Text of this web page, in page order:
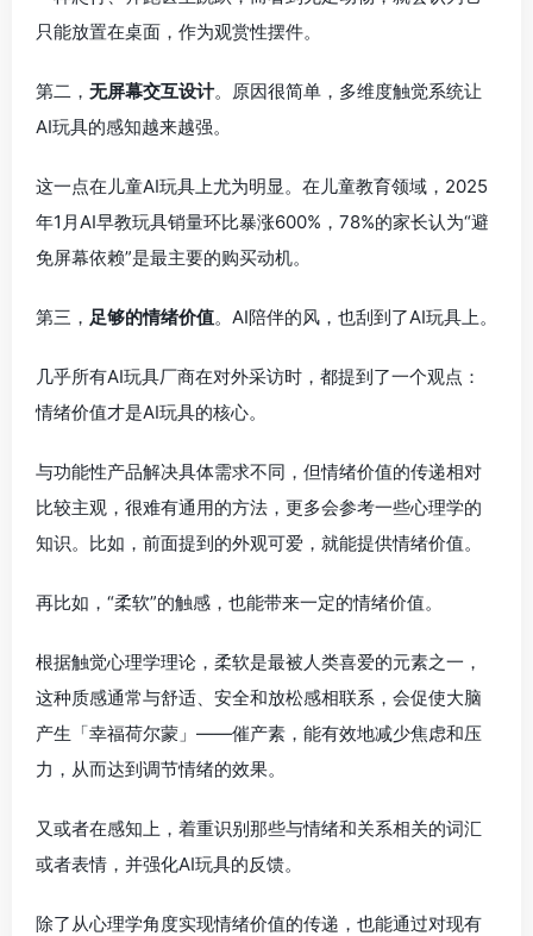
只能放置在桌面，作为观赏性摆件。
第二， 无屏幕交互设计。原因很简单，多维度触觉系统让
AI玩具的感知越来越强。
这一点在儿童AI玩具上尤为明显。在儿童教育领域，2025
年1月AI早教玩具销量环比暴涨600%，78%的家长认为“避
免屏幕依赖”是最主要的购买动机。
第三， 足够的情绪价值。AI陪伴的风，也刮到了AI玩具上。
几乎所有AI玩具厂商在对外采访时，都提到了一个观点：
情绪价值才是AI玩具的核心。
与功能性产品解决具体需求不同，但情绪价值的传递相对
比较主观，很难有通用的方法，更多会参考一些心理学的
知识。比如，前面提到的外观可爱，就能提供情绪价值。
再比如，“柔软”的触感，也能带来一定的情绪价值。
根据触觉心理学理论，柔软是最被人类喜爱的元素之一，
这种质感通常与舒适、安全和放松感相联系，会促使大脑
产生「幸福荷尔蒙」——催产素，能有效地减少焦虑和压
力，从而达到调节情绪的效果。
又或者在感知上，着重识别那些与情绪和关系相关的词汇
或者表情，并强化AI玩具的反馈。
除了从心理学角度实现情绪价值的传递，也能通过对现有